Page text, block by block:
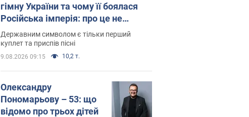
гімну України та чому її боялася
Російська імперія: про це не
розповідають у школі
Державним символом є тільки перший
куплет та приспів пісні
9.08.2026 09:15 10,2 т.
Олександру
Пономарьову – 53: що
відомо про трьох дітей